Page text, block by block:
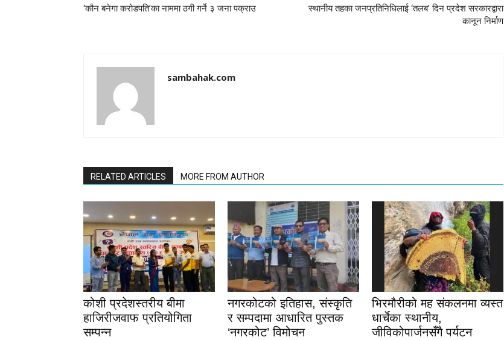
‘कौन बनेगा करोडपति’का नाममा ठगी गर्ने ३ जना पक्राउ
स्थानीय तहका जनप्रतिनिधिलाई ‘तलब’ दिन प्रदेश सरकारद्वारा
कानून निर्माण
sambahak.com
RELATED ARTICLES MORE FROM AUTHOR
कोशी प्रदेशस्तरीय बीमा
हाजिरीजवाफ प्रतियोगिता
सम्पन्न
नगरकोटको इतिहास, संस्कृति
र सम्पदामा आधारित पुस्तक
‘नगरकोट’ विमोचन
भिरमौरीको मह संकलनमा व्यस्त
धार्चेका स्थानीय,
जीविकोपार्जनसँगै पर्यटन